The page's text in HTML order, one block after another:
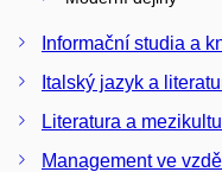
Informační studia a
Italský jazyk a
Literatura a
Management ve